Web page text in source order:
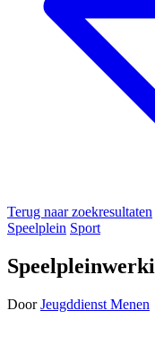
Terug naar zoekresultaten
Speelplein Sport
Door Jeugddienst Menen